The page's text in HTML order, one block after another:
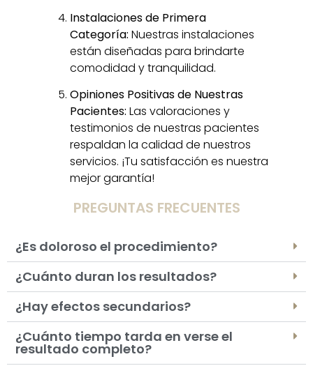
Instalaciones de Primera
Categoría:Nuestras instalaciones
están diseñadas para brindarte
comodidad y tranquilidad.
Opiniones Positivas de Nuestras
Pacientes:Las valoraciones y
testimonios de nuestras pacientes
respaldan la calidad de nuestros
servicios. ¡Tu satisfacción es nuestra
mejor garantía!
PREGUNTAS FRECUENTES
¿Es doloroso el procedimiento?
¿Cuánto duran los resultados?
¿Hay efectos secundarios?
¿Cuánto tiempo tarda en verse el
resultado completo?